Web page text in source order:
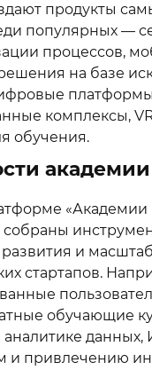
продукты
популярных —
процессов,
на базе
комплексы,
обучения.
академии
«Академии
собраны
и
стартапов.
обучающие
данных,
и привлечению